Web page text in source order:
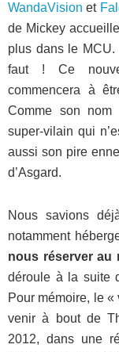
WandaVision et
de Mickey
plus dans le MCU.
faut ! Ce
commencera à
Comme son nom
super-vilain qui
aussi son pire
d’Asgard.
Nous savions
notamment
nous réserver au
déroule à la suite
Pour mémoire, le
venir à bout de
2012, dans une